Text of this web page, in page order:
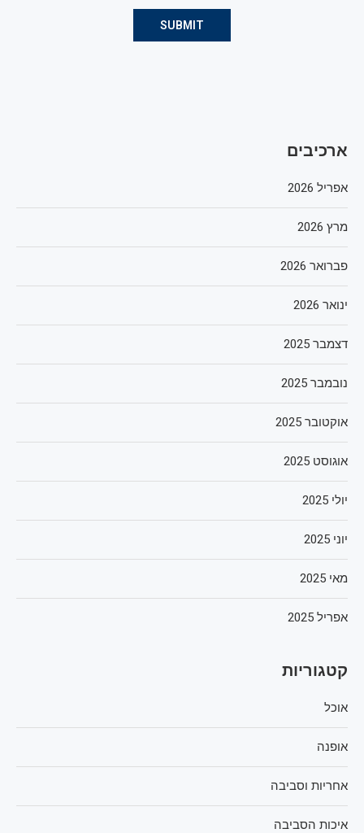
ארכיבים
אפריל 2026
מרץ 2026
פברואר 2026
ינואר 2026
דצמבר 2025
נובמבר 2025
אוקטובר 2025
אוגוסט 2025
יולי 2025
יוני 2025
מאי 2025
אפריל 2025
קטגוריות
אוכל
אופנה
אחריות וסביבה
איכות הסביבה